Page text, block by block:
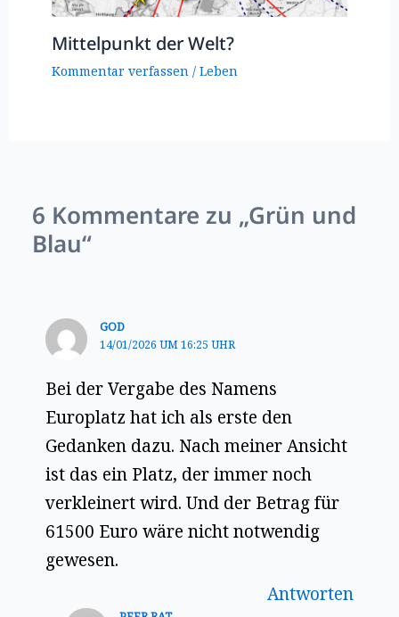
Mittelpunkt der Welt?
Kommentar verfassen / Leben
6 Kommentare zu „Grün und
Blau“
GOD
14/01/2026 UM 16:25 UHR
Bei der Vergabe des Namens
Europlatz hat ich als erste den
Gedanken dazu. Nach meiner Ansicht
ist das ein Platz, der immer noch
verkleinert wird. Und der Betrag für
61500 Euro wäre nicht notwendig
gewesen.
Antworten